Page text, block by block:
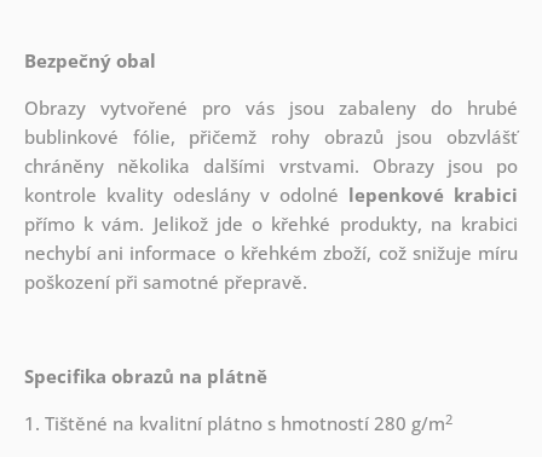
Bezpečný obal
Obrazy vytvořené pro vás jsou zabaleny do hrubé
bublinkové fólie, přičemž rohy obrazů jsou obzvlášť
chráněny několika dalšími vrstvami. Obrazy jsou po
kontrole kvality odeslány v odolné lepenkové krabici
přímo k vám. Jelikož jde o křehké produkty, na krabici
nechybí ani informace o křehkém zboží, což snižuje míru
poškození při samotné přepravě.
Specifika obrazů na plátně
1. Tištěné na kvalitní plátno s hmotností 280 g/m2